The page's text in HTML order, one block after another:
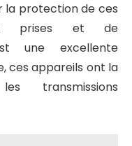
la protection de ces
de prises et de
une excellente
ces appareils ont la
transmissions